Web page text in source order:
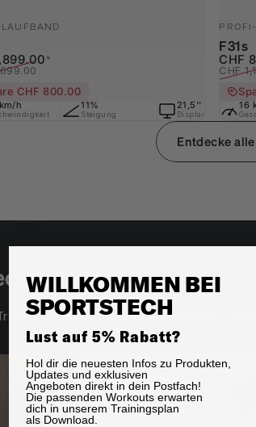
Extra Große
Lauffläche Nutzergewicht
*
Preis
CHF 800.00
h 11%
Steigung
21,5'' Touch
Display mit
F31s
CHF
CHF
16
Entdecke
Workout.
KI-gestütztem Coaching und
WILLKOMMEN BEI
SPORTSTECH
Lust auf 5% Rabatt?
Hol dir die neuesten Infos zu Produkten,
Updates und exklusiven
Angeboten direkt in dein Postfach!
Die passenden Workouts erwarten
dich in unserem Trainingsplan
als Download.